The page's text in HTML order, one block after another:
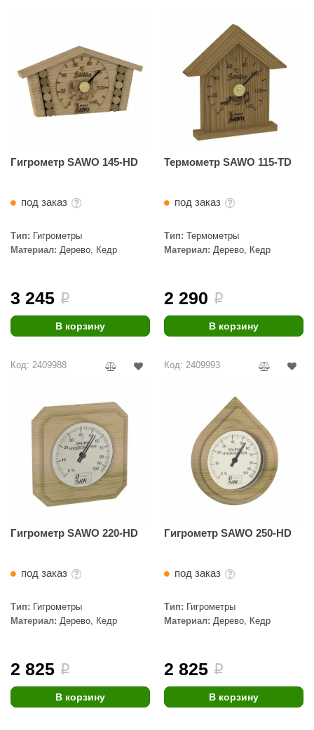
печи
тепла
камень
Design
2000
Гигрометр SAWO 145-HD
под заказ
Тип: Гигрометры
Материал: Дерево, Кедр
3 245 i
В корзину
Термометр SAWO 115-TD
под заказ
Тип: Термометры
Материал: Дерево, Кедр
2 290 i
В корзину
Код: 2409988
Гигрометр SAWO 220-HD
под заказ
Тип: Гигрометры
Материал: Дерево, Кедр
2 825 i
В корзину
Код: 2409993
Гигрометр SAWO 250-HD
под заказ
Тип: Гигрометры
Материал: Дерево, Кедр
2 825 i
В корзину